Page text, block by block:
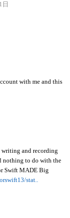
日
with me and this
and recording
nothing to do with the
Swift MADE Big
stat..